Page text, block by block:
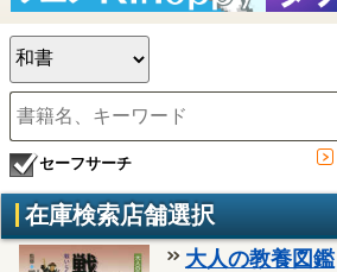
セーフサーチ
在庫検索店舗選択
大人の教養図鑑